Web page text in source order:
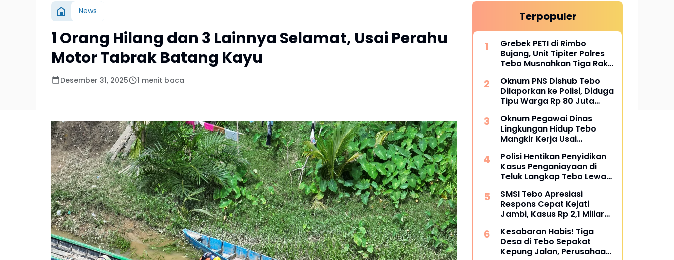
News
1 Orang Hilang dan 3 Lainnya Selamat, Usai Perahu
Motor Tabrak Batang Kayu
Desember 31, 2025 1 menit baca
Terpopuler
Grebek PETI di Rimbo
Bujang, Unit Tipiter Polres
Tebo Musnahkan Tiga Rakit
Dibakar
Oknum PNS Dishub Tebo
Dilaporkan ke Polisi, Diduga
Tipu Warga Rp 80 Juta
Oknum Pegawai Dinas
Lingkungan Hidup Tebo
Mangkir Kerja Usai
Bungkam
Polisi Hentikan Penyidikan
Kasus Penganiayaan di
Teluk Langkap Tebo Lewat
Restoratif
SMSI Tebo Apresiasi
Respons Cepat Kejati
Jambi, Kasus Rp 2,1 Miliar
Kesabaran Habis! Tiga
Desa di Tebo Sepakat
Kepung Jalan, Perusahaan